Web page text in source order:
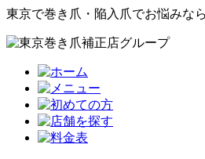
東京で巻き爪・陥入爪でお悩みな